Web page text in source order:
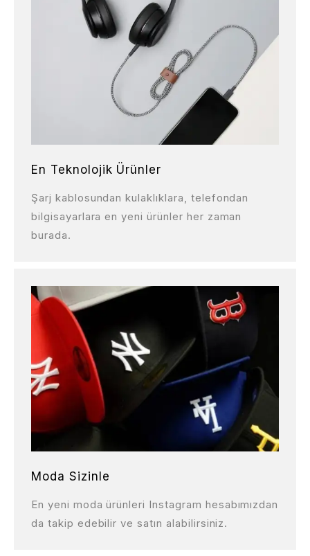
En Teknolojik Ürünler
Şarj kablosundan kulaklıklara, telefondan
bilgisayarlara en yeni ürünler her zaman
burada.
Moda Sizinle
En yeni moda ürünleri Instagram hesabımızdan
da takip edebilir ve satın alabilirsiniz.